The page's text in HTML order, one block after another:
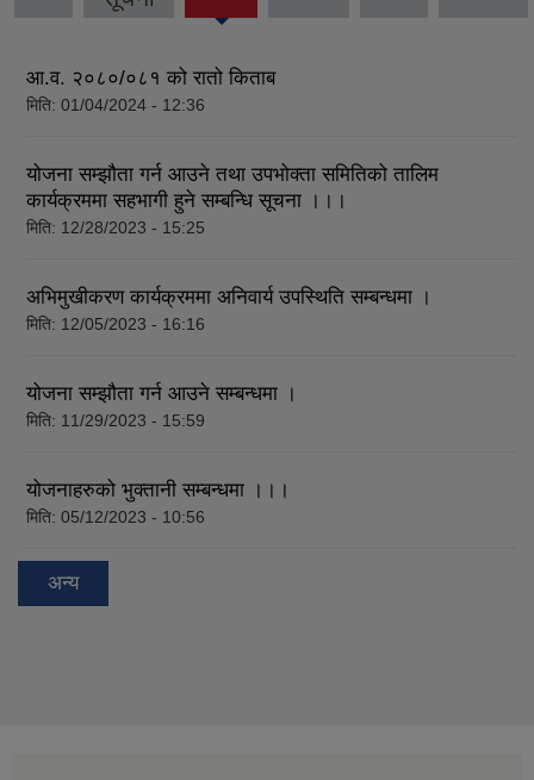
आ.व. २०८०/०८१ को रातो किताब
मिति: 01/04/2024 - 12:36
योजना सम्झौता गर्न आउने तथा उपभोक्ता समितिको तालिम
कार्यक्रममा सहभागी हुने सम्बन्धि सूचना ।।।
मिति: 12/28/2023 - 15:25
अभिमुखीकरण कार्यक्रममा अनिवार्य उपस्थिति सम्बन्धमा ।
मिति: 12/05/2023 - 16:16
योजना सम्झौता गर्न आउने सम्बन्धमा ।
मिति: 11/29/2023 - 15:59
योजनाहरुको भुक्तानी सम्बन्धमा ।।।
मिति: 05/12/2023 - 10:56
अन्य